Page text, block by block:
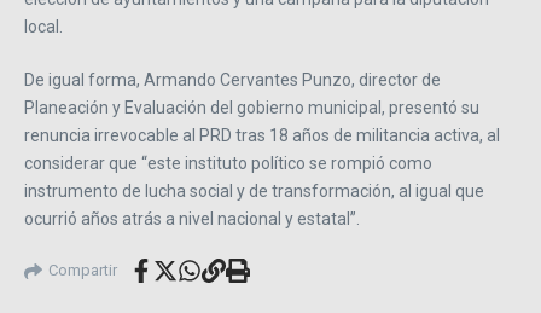
local.
De igual forma, Armando Cervantes Punzo, director de
Planeación y Evaluación del gobierno municipal, presentó su
renuncia irrevocable al PRD tras 18 años de militancia activa, al
considerar que “este instituto político se rompió como
instrumento de lucha social y de transformación, al igual que
ocurrió años atrás a nivel nacional y estatal”.
Compartir